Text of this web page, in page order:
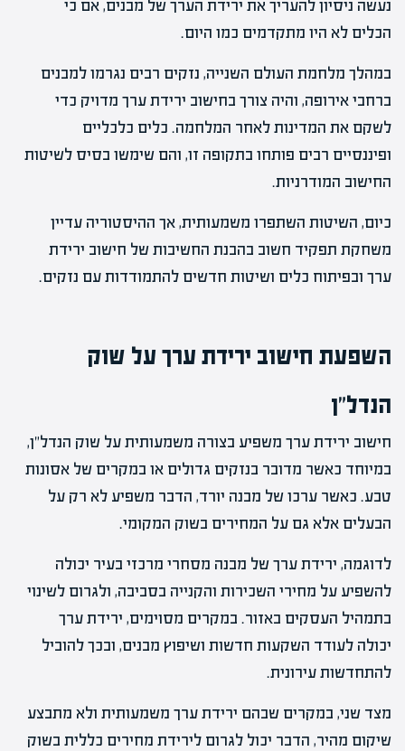
נעשה ניסיון להעריך את ירידת הערך של מבנים, אם כי
הכלים לא היו מתקדמים כמו היום.
במהלך מלחמת העולם השנייה, נזקים רבים נגרמו למבנים
ברחבי אירופה, והיה צורך בחישוב ירידת ערך מדויק כדי
לשקם את המדינות לאחר המלחמה. כלים כלכליים
ופיננסיים רבים פותחו בתקופה זו, והם שימשו בסיס לשיטות
החישוב המודרניות.
כיום, השיטות השתפרו משמעותית, אך ההיסטוריה עדיין
משחקת תפקיד חשוב בהבנת החשיבות של חישוב ירידת
ערך ובפיתוח כלים ושיטות חדשים להתמודדות עם נזקים.
השפעת חישוב ירידת ערך על שוק
הנדל"ן
חישוב ירידת ערך משפיע בצורה משמעותית על שוק הנדל"ן,
במיוחד כאשר מדובר בנזקים גדולים או במקרים של אסונות
טבע. כאשר ערכו של מבנה יורד, הדבר משפיע לא רק על
הבעלים אלא גם על המחירים בשוק המקומי.
לדוגמה, ירידת ערך של מבנה מסחרי מרכזי בעיר יכולה
להשפיע על מחירי השכירות והקנייה בסביבה, ולגרום לשינוי
בתמהיל העסקים באזור. במקרים מסוימים, ירידת ערך
יכולה לעודד השקעות חדשות ושיפוץ מבנים, ובכך להוביל
להתחדשות עירונית.
מצד שני, במקרים שבהם ירידת ערך משמעותית ולא מתבצע
שיקום מהיר, הדבר יכול לגרום לירידת מחירים כללית בשוק